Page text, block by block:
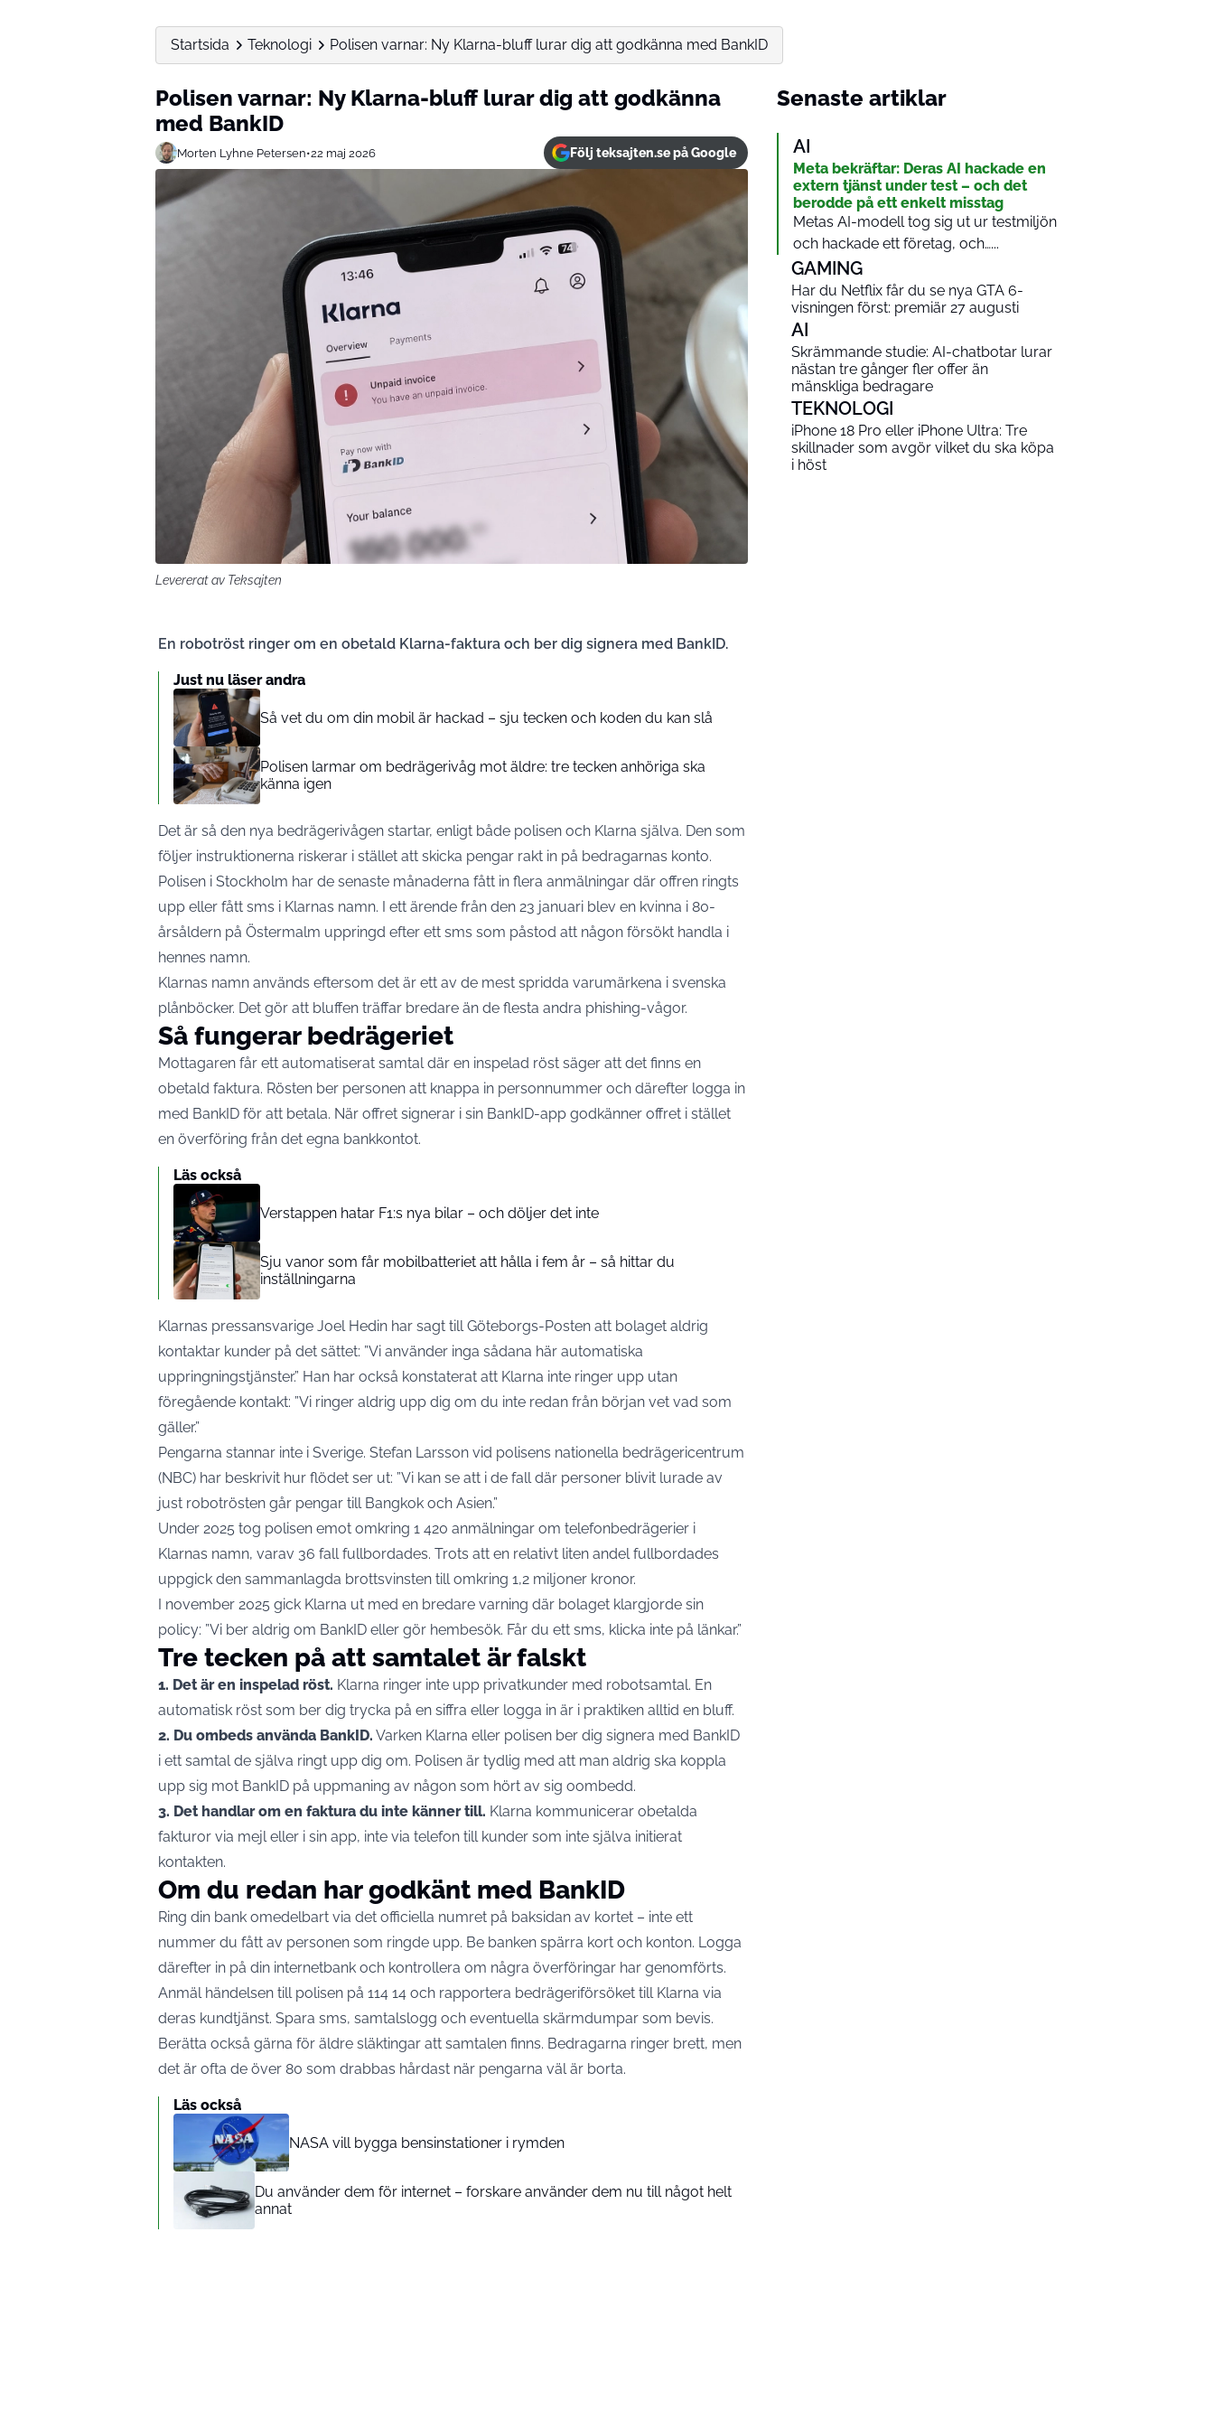
Startsida Teknologi Polisen varnar: Ny Klarna-bluff lurar dig att godkänna med BankID
Polisen varnar: Ny Klarna-bluff lurar dig att godkänna
med BankID
Morten Lyhne Petersen•22 maj 2026 Följ teksajten.se på Google
Levererat av Teksajten
En robotröst ringer om en obetald Klarna-faktura och ber dig signera med BankID.
Just nu läser andra
Så vet du om din mobil är hackad – sju tecken och koden du kan slå
Polisen larmar om bedrägerivåg mot äldre: tre tecken anhöriga ska
känna igen
Det är så den nya bedrägerivågen startar, enligt både polisen och Klarna själva. Den som
följer instruktionerna riskerar i stället att skicka pengar rakt in på bedragarnas konto.
Polisen i Stockholm har de senaste månaderna fått in flera anmälningar där offren ringts
upp eller fått sms i Klarnas namn. I ett ärende från den 23 januari blev en kvinna i 80-
årsåldern på Östermalm uppringd efter ett sms som påstod att någon försökt handla i
hennes namn.
Klarnas namn används eftersom det är ett av de mest spridda varumärkena i svenska
plånböcker. Det gör att bluffen träffar bredare än de flesta andra phishing-vågor.
Så fungerar bedrägeriet
Mottagaren får ett automatiserat samtal där en inspelad röst säger att det finns en
obetald faktura. Rösten ber personen att knappa in personnummer och därefter logga in
med BankID för att betala. När offret signerar i sin BankID-app godkänner offret i stället
en överföring från det egna bankkontot.
Läs också
Verstappen hatar F1:s nya bilar – och döljer det inte
Sju vanor som får mobilbatteriet att hålla i fem år – så hittar du
inställningarna
Klarnas pressansvarige Joel Hedin har sagt till Göteborgs-Posten att bolaget aldrig
kontaktar kunder på det sättet: ”Vi använder inga sådana här automatiska
uppringningstjänster.” Han har också konstaterat att Klarna inte ringer upp utan
föregående kontakt: ”Vi ringer aldrig upp dig om du inte redan från början vet vad som
gäller.”
Pengarna stannar inte i Sverige. Stefan Larsson vid polisens nationella bedrägericentrum
(NBC) har beskrivit hur flödet ser ut: ”Vi kan se att i de fall där personer blivit lurade av
just robotrösten går pengar till Bangkok och Asien.”
Under 2025 tog polisen emot omkring 1 420 anmälningar om telefonbedrägerier i
Klarnas namn, varav 36 fall fullbordades. Trots att en relativt liten andel fullbordades
uppgick den sammanlagda brottsvinsten till omkring 1,2 miljoner kronor.
I november 2025 gick Klarna ut med en bredare varning där bolaget klargjorde sin
policy: ”Vi ber aldrig om BankID eller gör hembesök. Får du ett sms, klicka inte på länkar.”
Tre tecken på att samtalet är falskt
1. Det är en inspelad röst. Klarna ringer inte upp privatkunder med robotsamtal. En
automatisk röst som ber dig trycka på en siffra eller logga in är i praktiken alltid en bluff.
2. Du ombeds använda BankID. Varken Klarna eller polisen ber dig signera med BankID
i ett samtal de själva ringt upp dig om. Polisen är tydlig med att man aldrig ska koppla
upp sig mot BankID på uppmaning av någon som hört av sig oombedd.
3. Det handlar om en faktura du inte känner till. Klarna kommunicerar obetalda
fakturor via mejl eller i sin app, inte via telefon till kunder som inte själva initierat
kontakten.
Om du redan har godkänt med BankID
Ring din bank omedelbart via det officiella numret på baksidan av kortet – inte ett
nummer du fått av personen som ringde upp. Be banken spärra kort och konton. Logga
därefter in på din internetbank och kontrollera om några överföringar har genomförts.
Anmäl händelsen till polisen på 114 14 och rapportera bedrägeriförsöket till Klarna via
deras kundtjänst. Spara sms, samtalslogg och eventuella skärmdumpar som bevis.
Berätta också gärna för äldre släktingar att samtalen finns. Bedragarna ringer brett, men
det är ofta de över 80 som drabbas hårdast när pengarna väl är borta.
Läs också
NASA vill bygga bensinstationer i rymden
Du använder dem för internet – forskare använder dem nu till något helt
annat
Senaste artiklar
AI
Meta bekräftar: Deras AI hackade en
extern tjänst under test – och det
berodde på ett enkelt misstag
Metas AI-modell tog sig ut ur testmiljön
och hackade ett företag, och…...
GAMING
Har du Netflix får du se nya GTA 6-
visningen först: premiär 27 augusti
AI
Skrämmande studie: AI-chatbotar lurar
nästan tre gånger fler offer än
mänskliga bedragare
TEKNOLOGI
iPhone 18 Pro eller iPhone Ultra: Tre
skillnader som avgör vilket du ska köpa
i höst